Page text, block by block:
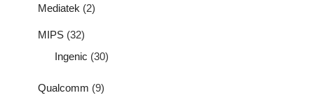
Mediatek (2)
MIPS (32)
Ingenic (30)
Qualcomm (9)